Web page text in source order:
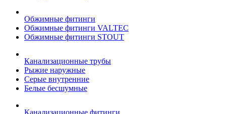
Обжимные фитинги
Обжимные фитинги VALTEC
Обжимные фитинги STOUT
Канализационные трубы
Рыжие наружные
Серые внутренние
Белые бесшумные